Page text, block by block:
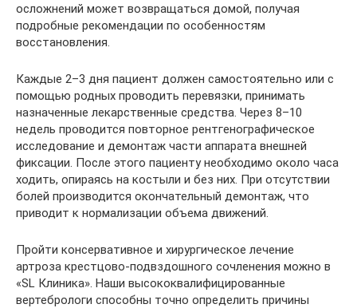
осложнений может возвращаться домой, получая
подробные рекомендации по особенностям
восстановления.
Каждые 2–3 дня пациент должен самостоятельно или с
помощью родных проводить перевязки, принимать
назначенные лекарственные средства. Через 8–10
недель проводится повторное рентгенографическое
исследование и демонтаж части аппарата внешней
фиксации. После этого пациенту необходимо около часа
ходить, опираясь на костыли и без них. При отсутствии
болей производится окончательный демонтаж, что
приводит к нормализации объема движений.
Пройти консервативное и хирургическое лечение
артроза крестцово-подвздошного сочленения можно в
«SL Клиника». Наши высококвалифицированные
вертебрологи способны точно определить причины